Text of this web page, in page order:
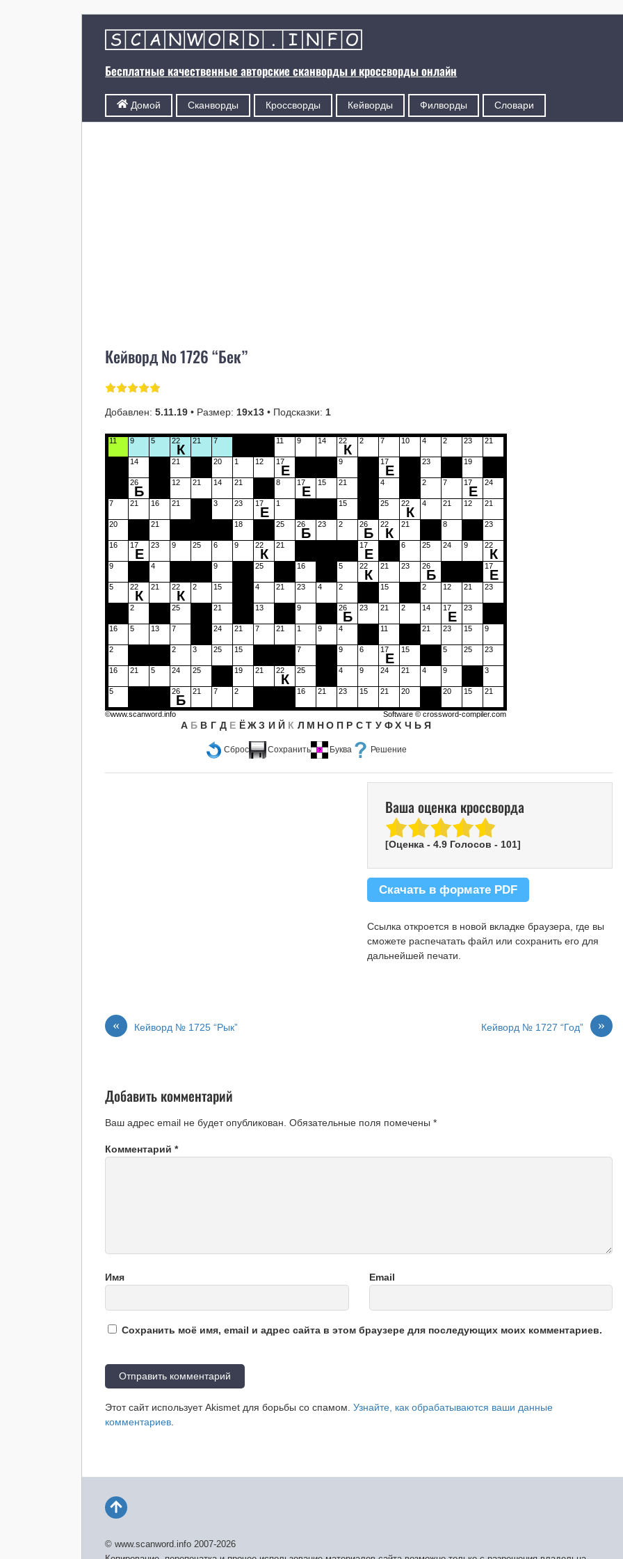
Бесплатные качественные авторские сканворды и кроссворды онлайн
Домой Сканворды Кроссворды Кейворды Филворды Словари
Кейворд № 1726 “Бек”
Добавлен:5.11.19 • Размер: 19х13 • Подсказки: 1
Сброс Сохранить Буква Решение
11 9 5 22
К
21 7 11 9 14 22
К
2 7 10 4 2 23 21
14 21 20 1 12 17
Е
9 17
Е
23 19
26
Б
12 21 14 21 8 17
Е
15 21 4 2 7 17
Е
24
7 21 16 21 3 23 17
Е
1 15 25 22
К
4 21 12 21
20 21 18 25 26
Б
23 2 26
Б
22
К
21 8 23
16 17
Е
23 9 25 6 9 22
К
21 17
Е
6 25 24 9 22
К
9 4 9 25 16 5 22
К
21 23 26
Б
17
Е
5 22
К
21 22
К
2 15 4 21 23 4 2 15 2 12 21 23
2 25 21 13 9 26
Б
23 21 2 14 17
Е
23
16 5 13 7 24 21 7 21 1 9 4 11 21 23 15 9
2 2 3 25 15 7 9 6 17
Е
15 5 25 23
16 21 5 24 25 19 21 22
К
25 4 9 24 21 4 9 3
5 26
Б
21 7 2 16 21 23 15 21 20 20 15 21
А Б В Г Д Е Ё Ж З И Й К Л М Н О П Р С Т У Ф Х Ч Ь Я
©www.scanword.info Software ©crossword-compiler.com
Ваша оценка кроссворда
[Оценка - 4.9Голосов - 101]
Скачать в формате PDF
Ссылка откроется в новой вкладке браузера, где вы
сможете распечатать файл или сохранить его для
дальнейшей печати.
« Кейворд № 1725 “Рык” »
Кейворд № 1727 “Год”
Добавить комментарий
Ваш адрес email не будет опубликован. Обязательные поля помечены*
Комментарий*
Имя Email
Сохранить моё имя, email и адрес сайта в этом браузере для последующих моих комментариев.
Этот сайт использует Akismet для борьбы со спамом.Узнайте, как обрабатываются ваши данные
комментариев
© www.scanword.info 2007-2026